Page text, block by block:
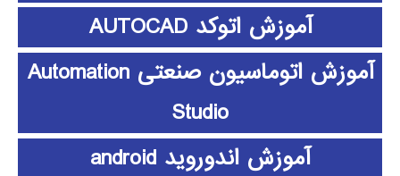
آموزش اتوکد AUTOCAD
آموزش اتوماسیون صنعتی Automation
Studio
آموزش اندوروید android